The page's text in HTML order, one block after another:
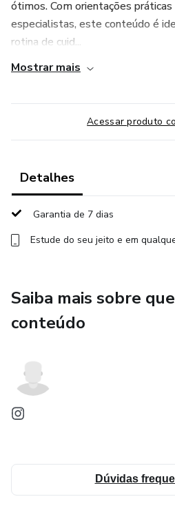
ótimos. Com orientações
especialistas, este conteúdo é
rotina de cuid...
Mostrar mais
Acessar produto
Detalhes
Garantia de 7 dias
Estude do seu jeito e em
Saiba mais sobre
conteúdo
Dúvidas